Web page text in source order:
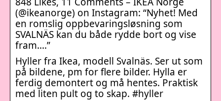
(@ikeanorge) on Instagram: “Nyhet! Med
en romslig oppbevaringsløsning som
SVALNÄS kan du både rydde bort og vise
fram.…”
Hyller fra Ikea, modell Svalnäs. Ser ut som
på bildene, pm for flere bilder. Hylla er
ferdig demontert og må hentes. Praktisk
med liten pult og to skap. #hyller